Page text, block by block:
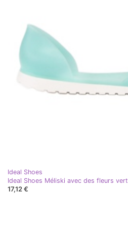
Ideal Shoes
Ideal Shoes Méliski avec des fleurs vert
17,12 €